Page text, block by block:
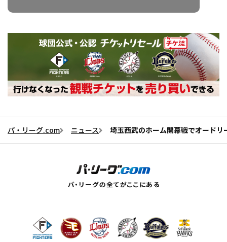
パ・リーグ.com ニュース 埼玉西武のホーム開幕戦でオード